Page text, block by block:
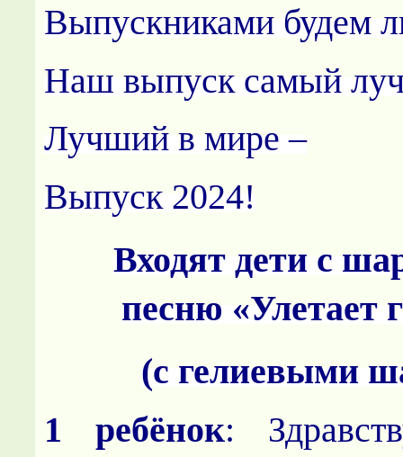
Выпускниками будем
Наш выпуск самый
Лучший в мире –
Выпуск 2024!
Входят дети с
песню «Улетает
(с гелиевыми
1 ребёнок: